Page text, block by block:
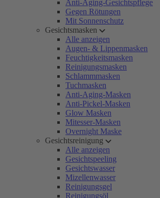
Anti-Aging-Gesichtspflege
Gegen Rötungen
Mit Sonnenschutz
Gesichtsmasken
Alle anzeigen
Augen- & Lippenmasken
Feuchtigkeitsmasken
Reinigungsmasken
Schlammmasken
Tuchmasken
Anti-Aging-Masken
Anti-Pickel-Masken
Glow Masken
Mitesser-Masken
Overnight Maske
Gesichtsreinigung
Alle anzeigen
Gesichtspeeling
Gesichtswasser
Mizellenwasser
Reinigungsgel
Reinigungsöl